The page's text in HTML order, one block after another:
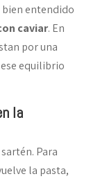
bien entendido
caviar. En
por una
equilibrio
la
Para
la pasta,